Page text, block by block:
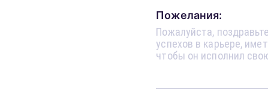
Пожелания: